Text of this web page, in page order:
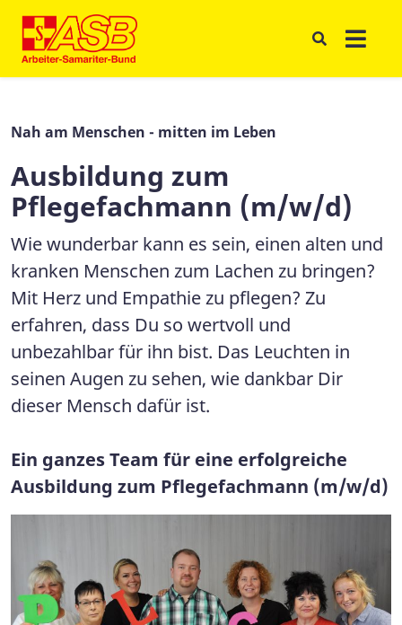
Nah am Menschen - mitten im Leben
Ausbildung zum
Pflegefachmann (m/w/d)
Wie wunderbar kann es sein, einen alten und
kranken Menschen zum Lachen zu bringen?
Mit Herz und Empathie zu pflegen? Zu
erfahren, dass Du so wertvoll und
unbezahlbar für ihn bist. Das Leuchten in
seinen Augen zu sehen, wie dankbar Dir
dieser Mensch dafür ist.
Ein ganzes Team für eine erfolgreiche
Ausbildung zum Pflegefachmann (m/w/d)